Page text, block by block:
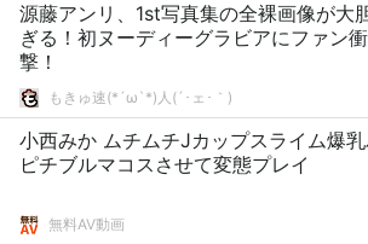
源藤アンリ、1st写真集の全裸画像が大
ぎる！初ヌーディーグラビアにファン衝
撃！
もきゅ速(*´ω`*)人(´･ェ･｀)
小西みか ムチムチJカップスライム爆
ピチブルマコスさせて変態プレイ
無料AV動画